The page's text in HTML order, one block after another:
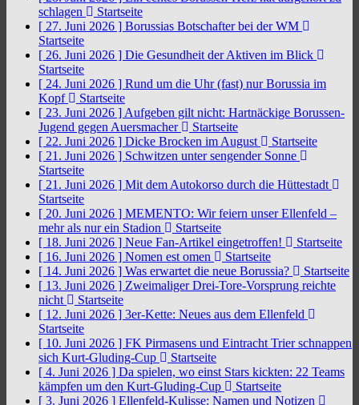
schlagen
Startseite
[ 27. Juni 2026 ] Borussias Botschafter bei der WM
Startseite
[ 26. Juni 2026 ] Die Gesundheit der Aktiven im Blick
Startseite
[ 24. Juni 2026 ] Rund um die Uhr (fast) nur Borussia im
Kopf
Startseite
[ 23. Juni 2026 ] Aufgeben gilt nicht: Hartnäckige Borussen-
Jugend gegen Auersmacher
Startseite
[ 22. Juni 2026 ] Dicke Brocken im August
Startseite
[ 21. Juni 2026 ] Schwitzen unter sengender Sonne
Startseite
[ 21. Juni 2026 ] Mit dem Autokorso durch die Hüttestadt
Startseite
[ 20. Juni 2026 ] MEMENTO: Wir feiern unser Ellenfeld –
mehr als nur ein Stadion
Startseite
[ 18. Juni 2026 ] Neue Fan-Artikel eingetroffen!
Startseite
[ 16. Juni 2026 ] Nomen est omen
Startseite
[ 14. Juni 2026 ] Was erwartet die neue Borussia?
Startseite
[ 13. Juni 2026 ] Zweimaliger Drei-Tore-Vorsprung reichte
nicht
Startseite
[ 12. Juni 2026 ] 3er-Kette: Neues aus dem Ellenfeld
Startseite
[ 10. Juni 2026 ] FK Pirmasens und Eintracht Trier schnappen
sich Kurt-Gluding-Cup
Startseite
[ 4. Juni 2026 ] Da spielen, wo einst Stars kickten: 22 Teams
kämpfen um den Kurt-Gluding-Cup
Startseite
[ 3. Juni 2026 ] Ellenfeld-Kulisse: Namen und Notizen